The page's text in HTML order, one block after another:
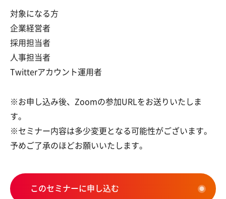
対象になる方
企業経営者
採用担当者
人事担当者
Twitterアカウント運用者
※お申し込み後、Zoomの参加URLをお送りいたしま
す。
※セミナー内容は多少変更となる可能性がございます。
予めご了承のほどお願いいたします。
このセミナーに申し込む